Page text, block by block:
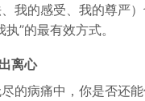
我的感受、我的尊严
执”的最有效方式。
离心
的病痛中，你是否还